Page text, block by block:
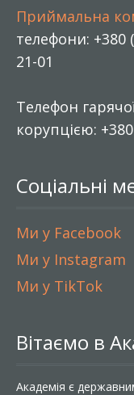
Приймальна
телефони: +380
21-01
Телефон
корупцією:
Соціальні
Ми у Facebook
Ми у Instagram
Ми у TikTok
Вітаємо в
Академія є